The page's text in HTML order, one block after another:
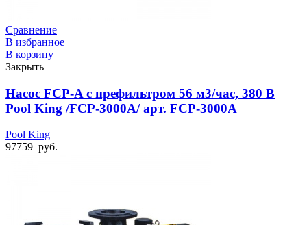
Сравнение
В избранное
В корзину
Закрыть
Насос FCP-A с префильтром 56 м3/час, 380 В
Pool King /FCP-3000A/ арт. FCP-3000A
Pool King
97759 руб.